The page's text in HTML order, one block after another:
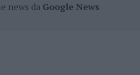
news da Google News